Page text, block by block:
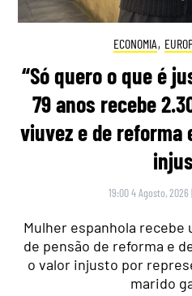
ECONOMIA,
“Só quero o que é
79 anos recebe
viuvez e de reforma
19:00 4 Agosto, 2026 |
Mulher espanhola
de pensão de reforma e
o valor injusto por
marido